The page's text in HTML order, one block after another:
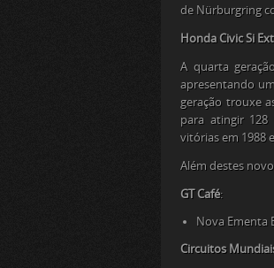
de Nürburgring
Honda Civic Si
A quarta
apresentando
geração trouxe
para atingir 128
vitórias em 1988
Além destes
GT Café:
Nova Ementa
Circuitos